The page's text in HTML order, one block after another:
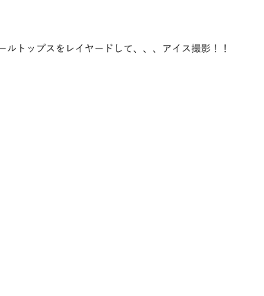
ルトップスをレイヤードして、、、アイス撮影！！